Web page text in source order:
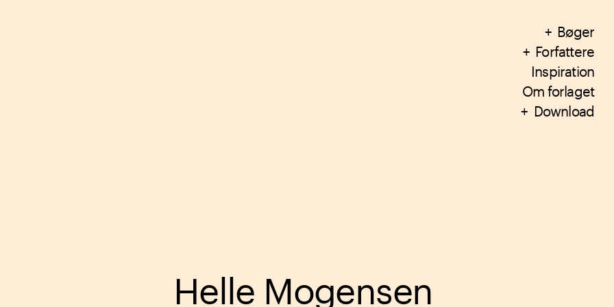
Bøger
Forfattere
Inspiration
Om forlaget
Download
Helle Mogensen